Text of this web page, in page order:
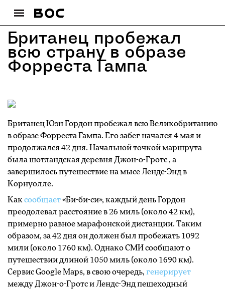
Британец пробежал
всю страну в образе
Форреста Гампа
Британец Юэн Гордон пробежал всю Великобританию
в образе Форреста Гампа. Его забег начался 4 мая и
продолжался 42 дня. Начальной точкой маршрута
была шотландская деревня Джон-о-Гротс , а
завершилось путешествие на мысе Лендс-Энд в
Корнуолле.
Как сообщает«Би-би-си», каждый день Гордон
преодолевал расстояние в 26 миль (около 42 км),
примерно равное марафонской дистанции. Таким
образом, за 42 дня он должен был пробежать 1092
мили (около 1760 км). Однако СМИ сообщают о
путешествии длиной 1050 миль (около 1690 км).
Сервис Google Maps, в свою очередь, генерирует
между Джон-о-Гротс и Лендс-Энд пешеходный